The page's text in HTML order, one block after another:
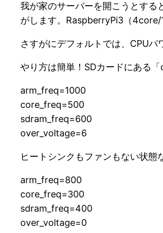
我が家のサーバーを開こうとする
がします。RaspberryPi3（4core/
さすがにデフォルトでは、CPU
やり方は簡単！SDカードにある
arm_freq=1000
core_freq=500
sdram_freq=600
over_voltage=6
ヒートシンクもファンもない状
arm_freq=800
core_freq=300
sdram_freq=400
over_voltage=0